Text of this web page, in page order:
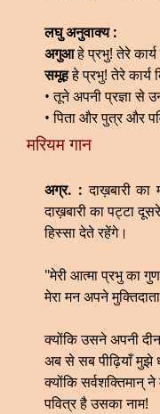
लघु अनुवाक्य :
अगुआहे प्रभु! तेरे कार्य
समूहहे प्रभु! तेरे कार्य
• तूने अपनी प्रज्ञा से
• पिता और पुत्र और
मरियम गान
अग्र. :दाख़बारी
दाख़बारी का पट्टा
हिस्सा देते रहेंगे।
"मेरी आत्मा प्रभु का
मेरा मन अपने
क्योंकि उसने अपनी
अब से सब पीढ़ियाँ मुझे
क्योंकि सर्वशक्तिमान्
पवित्र है उसका नाम!